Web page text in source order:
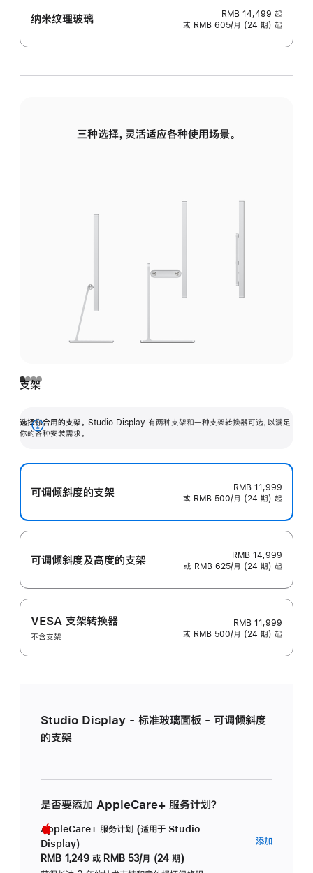
纳米纹理玻璃 RMB 14,499 起
或 RMB 605/月 (24 期) 起
三种选择，灵活适应各种使用场景。
支架
选择你合用的支架。 Studio Display 有两种支架和一种支架转换器可选，以满足
你的各种安装需求。
展
可调倾斜度的支架
RMB 11,999
或 RMB 500/月 (24 期) 起
可调倾斜度及高‍度的支‍架
RMB 14,999
或 RMB 625/月 (24 期) 起
VESA 支架转换器
不含支架
RMB 11,999
或 RMB 500/月 (24 期) 起
Studio Display - 标准玻璃面板 - 可调倾斜度
的支架
是否要添加 AppleCare+ 服务计划？
AppleCare+ 服务计划 (适用于 Studio
Display)
RMB 1,249 或 RMB 53/月 (24 期)
添加